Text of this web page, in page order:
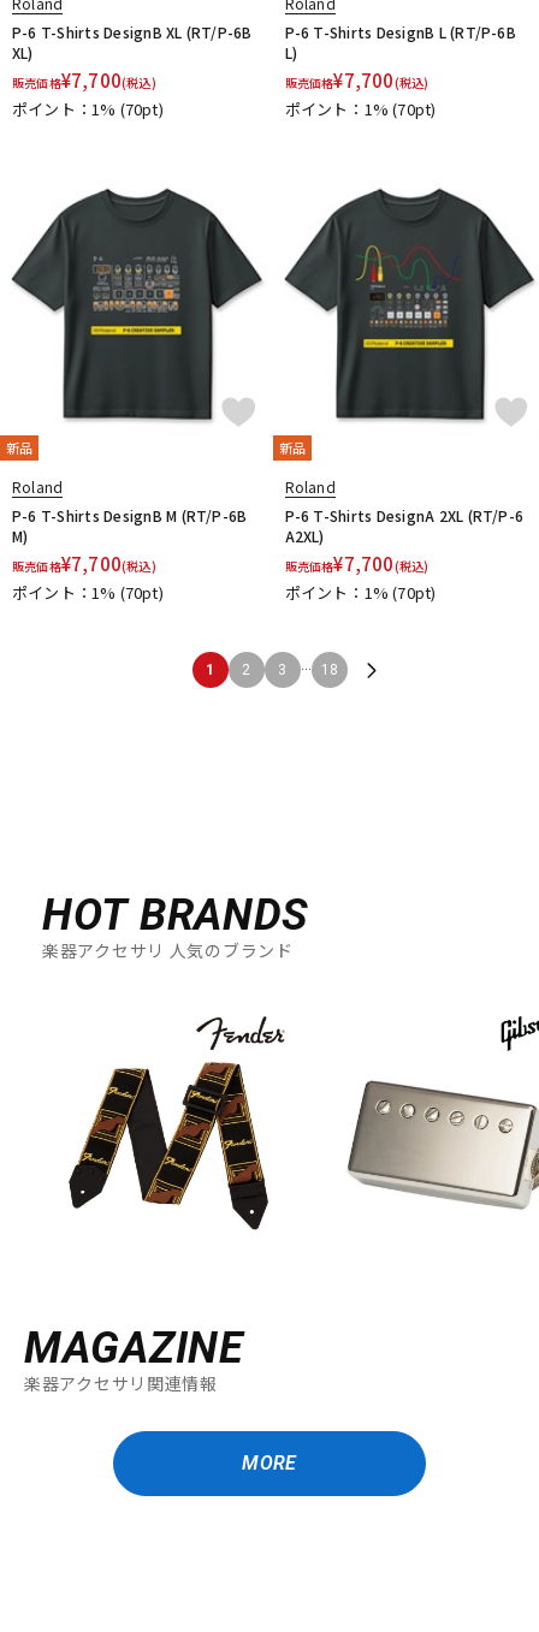
P-6 T-Shirts DesignB XL (RT/P-6B
XL)
販売価格¥7,700(税込)
ポイント：1% (70pt)
P-6 T-Shirts DesignB L (RT/P-6B
L)
販売価格¥7,700(税込)
ポイント：1%(70pt)
新品
Roland
P-6 T-Shirts DesignB M (RT/P-6B
M)
販売価格¥7,700(税込)
ポイント：1% (70pt)
新品
Roland
P-6 T-Shirts DesignA 2XL (RT/P-6
A2XL)
販売価格¥7,700(税込)
ポイント：1%(70pt)
1 2 3 ... 18
HOT BRANDS
楽器アクセサリ 人気のブランド
MAGAZINE
楽器アクセサリ関連情報
MORE